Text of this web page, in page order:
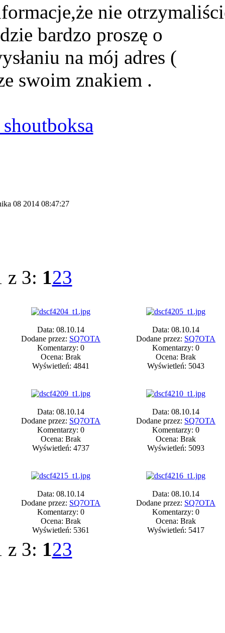
nie
bardzo proszę o
na mój adres (
swoim znakiem .
08 2014 08:47:27
z 3: 123
Data: 08.10.14
Dodane przez: SQ7OTA
Komentarzy: 0
Ocena: Brak
Wyświetleń: 4841
Data: 08.10.14
Dodane przez: SQ7OTA
Komentarzy: 0
Ocena: Brak
Wyświetleń: 5043
Data: 08.10.14
Dodane przez: SQ7OTA
Komentarzy: 0
Ocena: Brak
Wyświetleń: 4737
Data: 08.10.14
Dodane przez: SQ7OTA
Komentarzy: 0
Ocena: Brak
Wyświetleń: 5093
Data: 08.10.14
Dodane przez: SQ7OTA
Komentarzy: 0
Ocena: Brak
Wyświetleń: 5361
Data: 08.10.14
Dodane przez: SQ7OTA
Komentarzy: 0
Ocena: Brak
Wyświetleń: 5417
z 3: 123